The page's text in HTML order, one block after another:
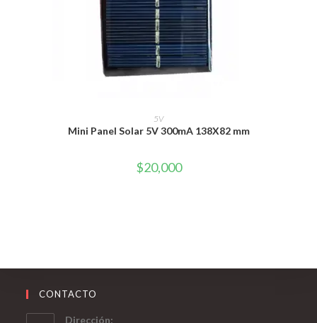
AÑADIR AL CARRITO
5V
Mini Panel Solar 5V 300mA 138X82 mm
$20,000
CONTACTO
Dirección: